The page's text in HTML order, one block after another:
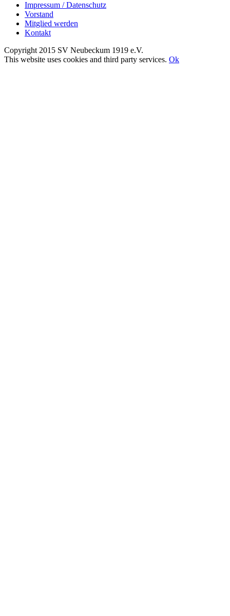
Impressum / Datenschutz
Vorstand
Mitglied werden
Kontakt
Copyright 2015 SV Neubeckum 1919 e.V.
Facebook
E-
Toggle
This website uses cookies and third party services. Ok